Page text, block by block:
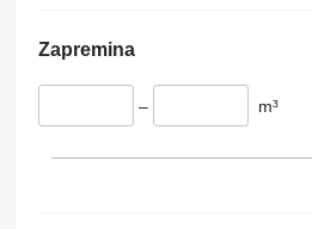
Zapremina
– m³